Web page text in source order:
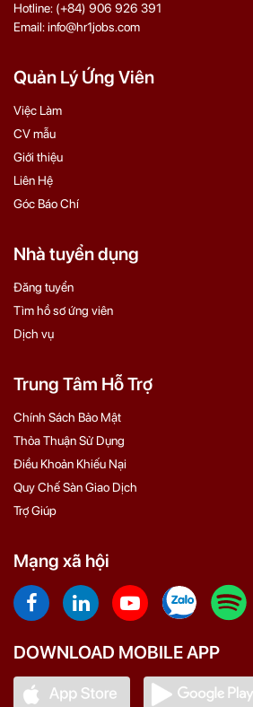
Hotline: (+84) 906 926 391
Email: info@hr1jobs.com
Quản Lý Ứng Viên
Việc Làm
CV mẫu
Giới thiệu
Liên Hệ
Góc Báo Chí
Nhà tuyển dụng
Đăng tuyển
Tìm hồ sơ ứng viên
Dịch vụ
Trung Tâm Hỗ Trợ
Chính Sách Bảo Mật
Thỏa Thuận Sử Dụng
Điều Khoản Khiếu Nại
Quy Chế Sàn Giao Dịch
Trợ Giúp
Mạng xã hội
DOWNLOAD MOBILE APP